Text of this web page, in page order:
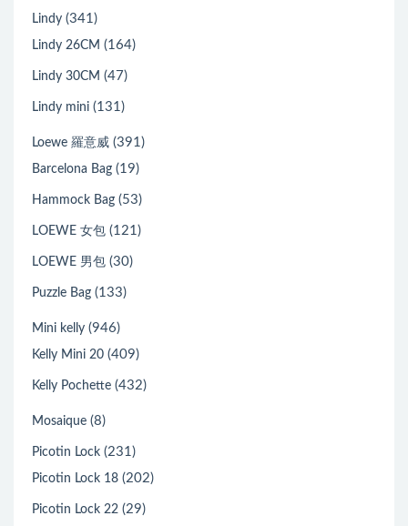
Lindy (341)
Lindy 26CM (164)
Lindy 30CM (47)
Lindy mini (131)
Loewe 羅意威 (391)
Barcelona Bag (19)
Hammock Bag (53)
LOEWE 女包 (121)
LOEWE 男包 (30)
Puzzle Bag (133)
Mini kelly (946)
Kelly Mini 20 (409)
Kelly Pochette (432)
Mosaique (8)
Picotin Lock (231)
Picotin Lock 18 (202)
Picotin Lock 22 (29)